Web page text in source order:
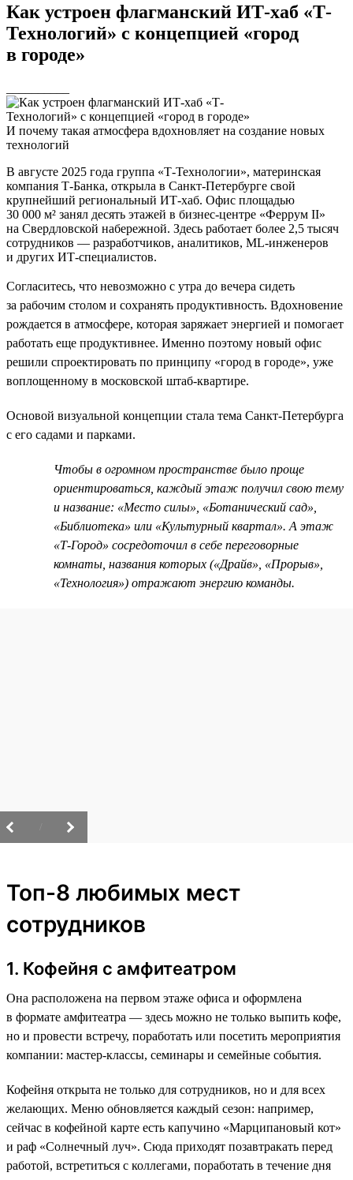
Как устроен флагманский ИТ-хаб «Т-
Технологий» с концепцией «город
в городе»
И почему такая атмосфера вдохновляет на создание новых
технологий
В августе 2025 года группа «Т-Технологии», материнская
компания Т-Банка, открыла в Санкт-Петербурге свой
крупнейший региональный ИТ-хаб. Офис площадью
30 000 м² занял десять этажей в бизнес-центре «Феррум II»
на Свердловской набережной. Здесь работает более 2,5 тысяч
сотрудников — разработчиков, аналитиков, ML-инженеров
и других ИТ-специалистов.
Согласитесь, что невозможно с утра до вечера сидеть
за рабочим столом и сохранять продуктивность. Вдохновение
рождается в атмосфере, которая заряжает энергией и помогает
работать еще продуктивнее. Именно поэтому новый офис
решили спроектировать по принципу «город в городе», уже
воплощенному в московской штаб-квартире.
Основой визуальной концепции стала тема Санкт-Петербурга
с его садами и парками.
Чтобы в огромном пространстве было проще
ориентироваться, каждый этаж получил свою тему
и название: «Место силы», «Ботанический сад»,
«Библиотека» или «Культурный квартал». А этаж
«Т-Город» сосредоточил в себе переговорные
комнаты, названия которых («Драйв», «Прорыв»,
«Технология») отражают энергию команды.
Топ-8 любимых мест
сотрудников
1. Кофейня с амфитеатром
Она расположена на первом этаже офиса и оформлена
в формате амфитеатра — здесь можно не только выпить кофе,
но и провести встречу, поработать или посетить мероприятия
компании: мастер-классы, семинары и семейные события.
Кофейня открыта не только для сотрудников, но и для всех
желающих. Меню обновляется каждый сезон: например,
сейчас в кофейной карте есть капучино «Марципановый кот»
и раф «Солнечный луч». Сюда приходят позавтракать перед
работой, встретиться с коллегами, поработать в течение дня